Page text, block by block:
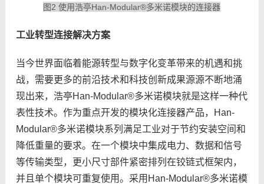
图2 使用浩亭Han-Modular®多米诺模块的连接器
工业转型连接解决方案
当今世界面临着能源转型与数字化变革带来的机遇和挑
战，需要更多的前沿技术和科技创新成果源源不断地涌
现出来，浩亭Han-Modular®多米诺模块就是这样一种代
表性技术。作为重点开发的模块化连接器产品，Han-
Modular®多米诺模块系列满足工业对于节约安装空间和
降低重量的要求。在一个模块中集成电力、数据和信号
等传输类型，更小尺寸部件紧密排列在铰链式框架内，
并且单个模块可重复使用。采用Han-Modular®多米诺模